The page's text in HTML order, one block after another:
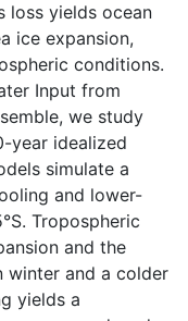
loss yields ocean
ice expansion,
conditions.
Input from
we study
year idealized
simulate a
and lower-
Tropospheric
and the
winter and a colder
yields a